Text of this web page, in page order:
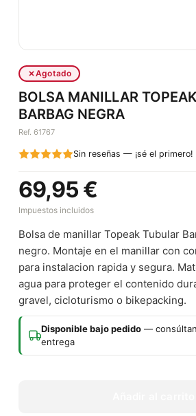
Agotado
BOLSA MANILLAR
BARBAG NEGRA
Ref. 61767
Sin reseñas — ¡sé el primero!
69,95 €
Impuestos incluidos
Bolsa de manillar Topeak Tubular
negro. Montaje en el manillar con
para instalacion rapida y segura.
agua para proteger el contenido
gravel, cicloturismo o bikepacking.
Disponible bajo pedido —
entrega